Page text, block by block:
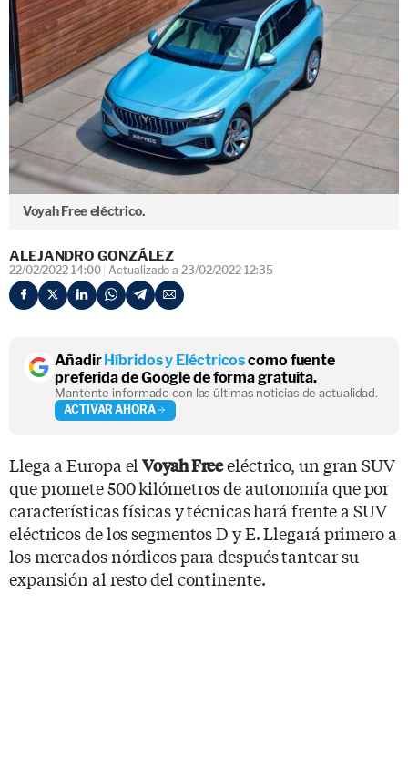
Voyah Free eléctrico.
ALEJANDRO GONZÁLEZ
22/02/2022 14:00 Actualizado a 23/02/2022 12:35
AñadirHíbridos y Eléctricoscomo fuente
preferida de Google de forma gratuita.
Mantente informado con las últimas noticias de actualidad.
ACTIVAR AHORA
Llega a Europa elVoyah Freeeléctrico, un gran SUV
que promete 500 kilómetros de autonomía que por
características físicas y técnicas hará frente a SUV
eléctricos de los segmentos D y E. Llegará primero a
los mercados nórdicos para después tantear su
expansión al resto del continente.